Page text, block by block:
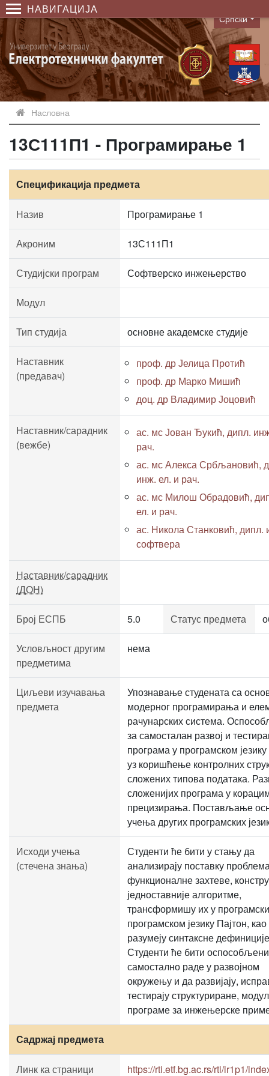
НАВИГАЦИЈА
Language
Српски
Насловна
13С111П1 - Програмирање 1
Спецификација предмета
Назив Програмирање 1
Акроним 13С111П1
Студијски програм Софтверско инжењерство
Модул
Тип студија основне академске студије
Наставник
(предавач)
проф. др Јелица Протић
проф. др Марко Мишић
доц. др Владимир Јоцовић
Наставник/сарадник
(вежбе)
ас. мс Јован Ђукић, дипл.
рач.
ас. мс Алекса Србљановић,
инж. ел. и рач.
ас. мс Милош Обрадовић,
ел. и рач.
ас. Никола Станковић, дипл.
софтвера
Наставник/сарадник
(ДОН)
Број ЕСПБ 5.0 Статус предмета
Условљност другим
предметима
нема
Циљеви изучавања
предмета
Упознавање студената са
модерног програмирања и
рачунарских система.
за самосталан развој и
програма у програмском
уз коришћење контролних
сложених типова података.
сложенијих програма у
прецизирања. Постављање
учења других програмских
Исходи учења
(стечена знања)
Студенти ће бити у стању да
анализирају поставку
функционалне захтеве,
једноставније алгоритме,
трансформишу их у
програмском језику Пајтон,
разумеју синтаксне
Студенти ће бити
самостално раде у развојном
окружењу и да развијају,
тестирају структуриране,
програме за инжењерске
Садржај предмета
Линк ка страници https://rti.etf.bg.ac.rs/rti/ir1p1/